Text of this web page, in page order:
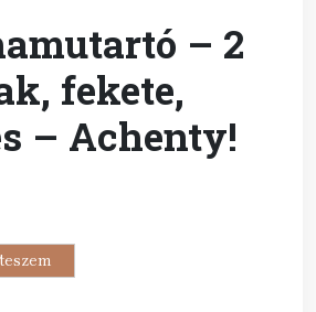
– 2
fekete,
– Achenty!
Ft.